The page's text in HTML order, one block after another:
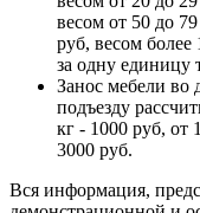
весом от 50 до
руб, весом более
за одну единицу
Занос мебели во
подъезду
кг - 1000 руб, от
3000 руб.
Вся информация,